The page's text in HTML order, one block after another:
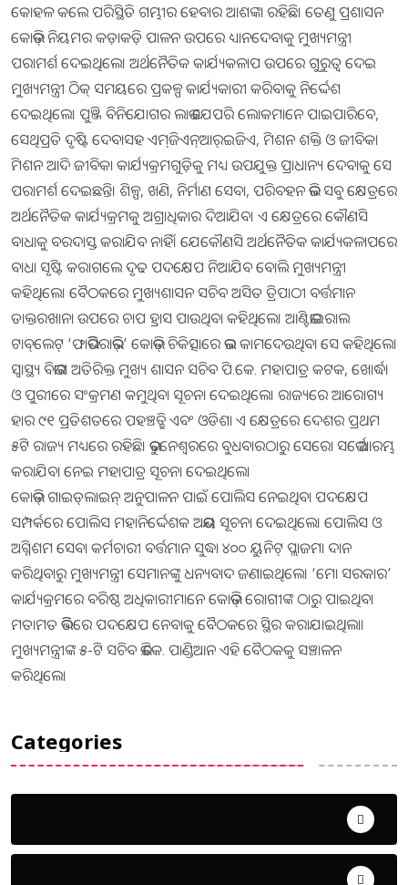
କୋହଳ କଲେ ପରିସ୍ଥିତି ଗମ୍ଭୀର ହେବାର ଆଶଙ୍କା ରହିଛି। ତେଣୁ ପ୍ରଶାସନ
କୋଭିଡ୍‌ ନିୟମର କଡ଼ାକଡ଼ି ପାଳନ ଉପରେ ଧ୍ୟାନଦେବାକୁ ମୁଖ୍ୟମନ୍ତ୍ରୀ
ପରାମର୍ଶ ଦେଇଥିଲେ। ଅର୍ଥନୈତିକ କାର୍ଯ୍ୟକଳାପ ଉପରେ ଗୁରୁତ୍ୱ ଦେଇ
ମୁଖ୍ୟମନ୍ତ୍ରୀ ଠିକ୍‌ ସମୟରେ ପ୍ରକଳ୍ପ କାର୍ଯ୍ୟକାରୀ କରିବାକୁ ନିର୍ଦ୍ଦେଶ
ଦେଇଥିଲେ। ପୁଞ୍ଜି ବିନିଯୋଗର ଲାଭ ଯେପରି ଲୋକମାନେ ପାଇପାରିବେ,
ସେଥିପ୍ରତି ଦୃଷ୍ଟି ଦେବାସହ ଏମ୍‌ଜିଏନ୍‌ଆର୍‌ଇଜିଏ, ମିଶନ ଶକ୍ତି ଓ ଜୀବିକା
ମିଶନ ଆଦି ଜୀବିକା କାର୍ଯ୍ୟକ୍ରମଗୁଡ଼ିକୁ ମଧ୍ୟ ଉପଯୁକ୍ତ ପ୍ରାଧାନ୍ୟ ଦେବାକୁ ସେ
ପରାମର୍ଶ ଦେଇଛନ୍ତି। ଶିଳ୍ପ, ଖଣି, ନିର୍ମାଣ ସେବା, ପରିବହନ ଭଳି ସବୁ କ୍ଷେତ୍ରରେ
ଅର୍ଥନୈତିକ କାର୍ଯ୍ୟକ୍ରମକୁ ଅଗ୍ରାଧିକାର ଦିଆଯିବ। ଏ କ୍ଷେତ୍ରରେ କୌଣସି
ବାଧାକୁ ବରଦାସ୍ତ କରାଯିବ ନାହିଁ। ଯେକୌଣସି ଅର୍ଥନୈତିକ କାର୍ଯ୍ୟକଳାପରେ
ବାଧା ସୃଷ୍ଟି କରାଗଲେ ଦୃଢ ପଦକ୍ଷେପ ନିଆଯିବ ବୋଲି ମୁଖ୍ୟମନ୍ତ୍ରୀ
କହିଥିଲେ। ବୈଠକରେ ମୁଖ୍ୟଶାସନ ସଚିବ ଅସିତ ତ୍ରିପାଠୀ ବର୍ତ୍ତମାନ
ଡାକ୍ତରଖାନା ଉପରେ ଚାପ ହ୍ରାସ ପାଉଥିବା କହିଥିଲେ। ଆଣ୍ଟିଭାଇରାଲ
ଟାବ୍‌ଲେଟ୍‌ ‘ଫାଭିପିରାଭିର୍‌’ କୋଭିଡ୍‌ ଚିକିତ୍ସାରେ ଭଲ କାମଦେଉଥିବା ସେ କହିଥିଲେ।
ସ୍ବାସ୍ଥ୍ୟ ବିଭାଗ ଅତିରିକ୍ତ ମୁଖ୍ୟ ଶାସନ ସଚିବ ପି.କେ. ମହାପାତ୍ର କଟକ, ଖୋର୍ଦ୍ଧା
ଓ ପୁରୀରେ ସଂକ୍ରମଣ କମୁଥିବା ସୂଚନା ଦେଇଥିଲେ। ରାଜ୍ୟରେ ଆରୋଗ୍ୟ
ହାର ୯୧ ପ୍ରତିଶତରେ ପହଞ୍ଚତ୍ଛି ଏବଂ ଓଡିଶା ଏ କ୍ଷେତ୍ରରେ ଦେଶର ପ୍ରଥମ
୫ଟି ରାଜ୍ୟ ମଧ୍ୟରେ ରହିଛି। ଭୁବନେଶ୍ବରରେ ବୁଧବାରଠାରୁ ସେରୋ ସର୍ଭେ ଆରମ୍ଭ
କରାଯିବା ନେଇ ମହାପାତ୍ର ସୂଚନା ଦେଇଥିଲେ।
କୋଭିଡ୍‌ ଗାଇଡ୍‌ଲାଇନ୍‌ ଅନୁପାଳନ ପାଇଁ ପୋଲିସ ନେଇଥିବା ପଦକ୍ଷେପ
ସମ୍ପର୍କରେ ପୋଲିସ ମହାନିର୍ଦ୍ଦେଶକ ଅଭୟ ସୂଚନା ଦେଇଥିଲେ। ପୋଲିସ ଓ
ଅଗ୍ନିଶମ ସେବା କର୍ମଚାରୀ ବର୍ତ୍ତମାନ ସୁଦ୍ଧା ୪୦୦ ୟୁନିଟ୍‌ ପ୍ଲାଜମା ଦାନ
କରିଥିବାରୁ ମୁଖ୍ୟମନ୍ତ୍ରୀ ସେମାନଙ୍କୁ ଧନ୍ୟବାଦ ଜଣାଇଥିଲେ। ‘ମୋ ସରକାର’
କାର୍ଯ୍ୟକ୍ରମରେ ବରିଷ୍ଠ ଅଧିକାରୀମାନେ କୋଭିଡ୍‌ ରୋଗୀଙ୍କ ଠାରୁ ପାଇଥିବା
ମତାମତ ଭିତ୍ତିରେ ପଦକ୍ଷେପ ନେବାକୁ ବୈଠକରେ ସ୍ଥିର କରାଯାଇଥିଲା।
ମୁଖ୍ୟମନ୍ତ୍ରୀଙ୍କ ୫-ଟି ସଚିବ ଭି.କେ. ପାଣ୍ଡିଆନ ଏହି ବୈଠକକୁ ସଞ୍ଚାଳନ
କରିଥିଲେ।
Categories